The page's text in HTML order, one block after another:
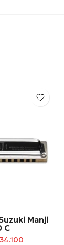
Manji
C